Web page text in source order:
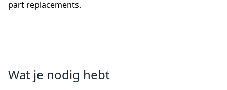
part replacements.
Wat je nodig hebt